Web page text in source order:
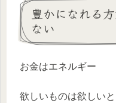
豊かになれる
ない
お金はエネルギー
欲しいものは欲しい